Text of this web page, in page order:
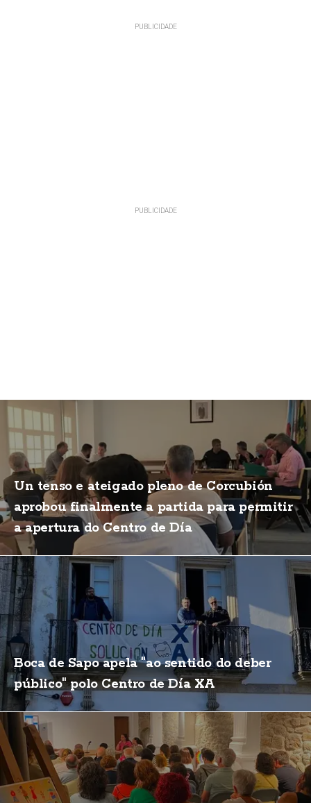
Un tenso e ateigado pleno de Corcubión
aprobou finalmente a partida para permitir
a apertura do Centro de Día
Boca de Sapo apela "ao sentido do deber
público" polo Centro de Día XA